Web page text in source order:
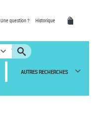
Une question ? Historique
AUTRES RECHERCHES